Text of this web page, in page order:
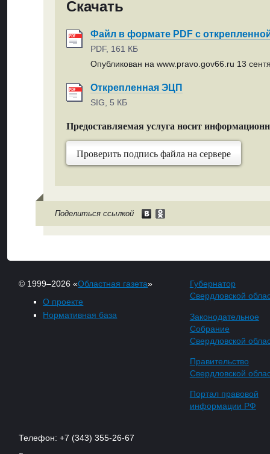
Скачать
Файл в формате PDF с
PDF, 161 КБ
Опубликован на www.pravo.gov66.ru 13
Открепленная ЭЦП
SIG, 5 КБ
Предоставляемая услуга носит
Проверить подпись файла на сервере
Поделиться ссылкой
© 1999–2026 «Областная газета»
О проекте
Нормативная база
Губернатор
Свердловской
Законодательное
Собрание
Свердловской
Правительство
Свердловской
Портал правовой
информации РФ
Телефон: +7 (343) 355-26-67